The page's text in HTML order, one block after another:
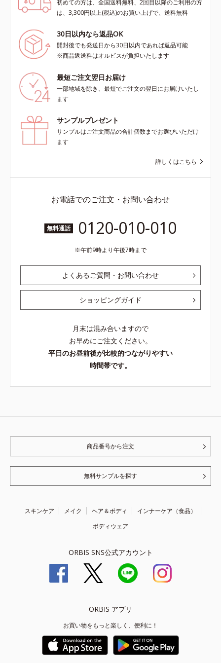
初めての方は、全国送料無料、2回目以降のご利用の方
は、3,300円以上(税込)のお買い上げで、送料無料
30日以内なら返品OK
開封後でも発送日から30日以内であれば返品可能
※商品返送料はオルビスが負担いたします
最短ご注文翌日お届け
一部地域を除き、最短でご注文の翌日にお届けいたし
ます
サンプルプレゼント
サンプルはご注文商品の合計個数までお選びいただけ
ます
詳しくはこちら
お電話でのご注文・お問い合わせ
無料通話 0120-010-010
午前9時より午後7時まで
よくあるご質問・お問い合わせ
ショッピングガイド
月末は混み合いますので
お早めにご注文ください。
平日のお昼前後が比較的つながりやすい
時間帯です。
商品番号から注文
無料サンプルを探す
スキンケア メイク ヘア＆ボディ
インナーケア（食品）
ボディウェア
ORBIS SNS公式アカウント
ORBIS アプリ
お買い物をもっと楽しく、便利に！